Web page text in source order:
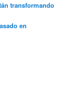
transformando
en